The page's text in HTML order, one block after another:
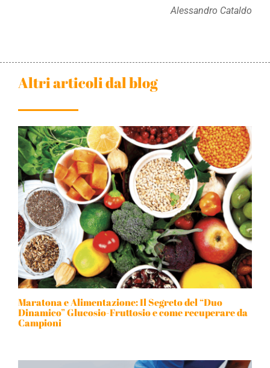
Alessandro Cataldo
Altri articoli dal blog
Maratona e Alimentazione: Il Segreto del “Duo
Dinamico” Glucosio-Fruttosio e come recuperare da
Campioni